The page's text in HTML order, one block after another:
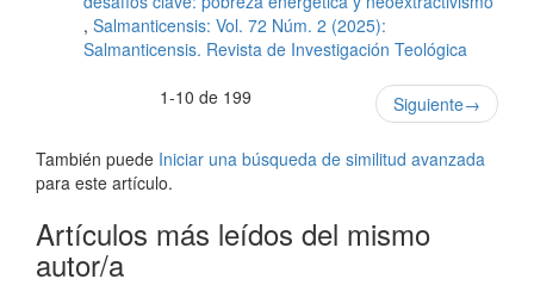
, Salmanticensis: Vol. 72 Núm. 2 (2025):
Salmanticensis. Revista de Investigación Teológica
1-10 de 199
Siguiente→
También puede Iniciar una búsqueda de similitud avanzada
para este artículo.
Artículos más leídos del mismo
autor/a